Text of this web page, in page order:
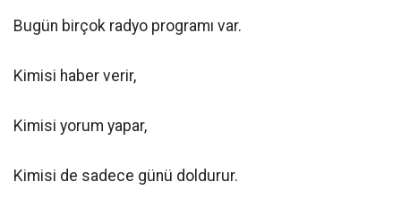
Bugün birçok radyo programı var.
Kimisi haber verir,
Kimisi yorum yapar,
Kimisi de sadece günü doldurur.